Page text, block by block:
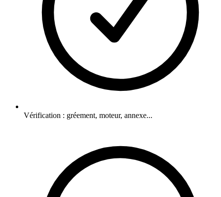
Vérification : gréement, moteur, annexe...